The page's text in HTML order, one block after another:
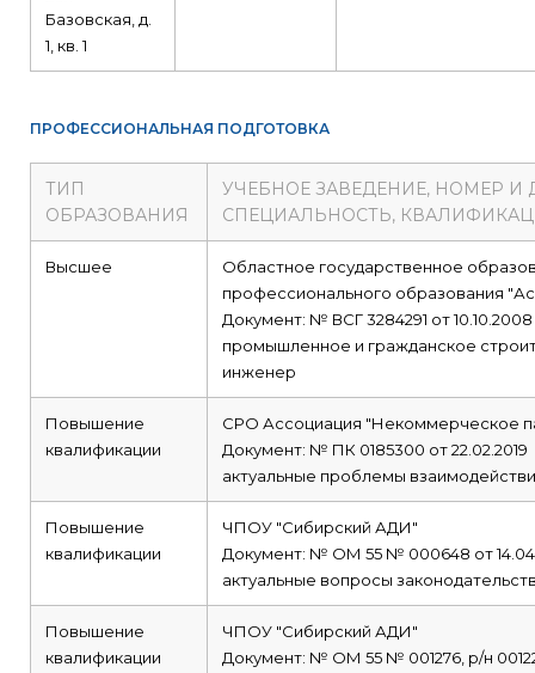
Базовская, д.
1, кв. 1
ПРОФЕССИОНАЛЬНАЯ ПОДГОТОВКА
ТИП
ОБРАЗОВАНИЯ
УЧЕБНОЕ ЗАВЕДЕНИЕ, НОМЕР
СПЕЦИАЛЬНОСТЬ,
Высшее
Областное государственное
профессионального образования
Документ: № ВСГ 3284291 от 10.10.2008
промышленное и гражданское
инженер
Повышение
квалификации
СРО Ассоциация "Некоммерческое
Документ: № ПК 0185300 от 22.02.2019
актуальные проблемы
Повышение
квалификации
ЧПОУ "Сибирский АДИ"
Документ: № ОМ 55 № 000648 от
актуальные вопросы
Повышение
квалификации
ЧПОУ "Сибирский АДИ"
Документ: № ОМ 55 № 001276, р/н